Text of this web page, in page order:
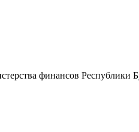
финансов Республики